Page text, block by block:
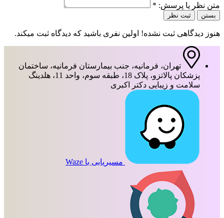
متن نظر یا پرسش: *
بستن ثبت نظر
هنوز دیدگاهی ثبت نشده! اولین نفری باشید که دیدگاه ثبت میکند.
تهران، فرمانیه، جنب بیمارستان فرمانیه، ساختمان
پزشکان پالاتزو، پلاک 18، طبقه سوم، واحد 11، هلدینگ
سلامت و زیبایی دکتر اکبری
مسیریابی با Waze